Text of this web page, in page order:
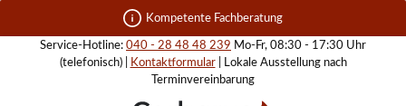
Zum Hauptinhalt springen Kompetente Fachberatung
Service-Hotline: 040 - 28 48 48 239 Mo-Fr, 08:30 - 17:30 Uhr
(telefonisch) |
Kontaktformular| Lokale Ausstellung nach
Terminvereinbarung